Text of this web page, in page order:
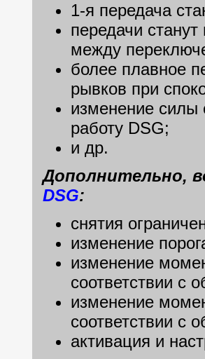
1-я передача
передачи
между
более плавное
рывков при
изменение силы
работу DSG;
и др.
Дополнительно,
DSG:
снятия
изменение
изменение
соответствии с
изменение
соответствии с
активация и